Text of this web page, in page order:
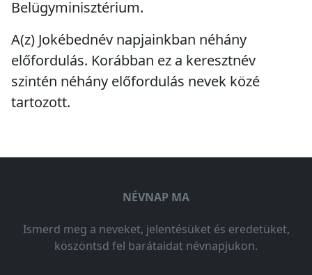
Belügyminisztérium.
A(z) Jokébednév napjainkban néhány
előfordulás. Korábban ez a keresztnév
szintén néhány előfordulás nevek közé
tartozott.
NÉVNAP MA
Ismerd meg a neveket, jelentésüket és eredetüket,
köszöntsd fel barátaidat névnapjukon.